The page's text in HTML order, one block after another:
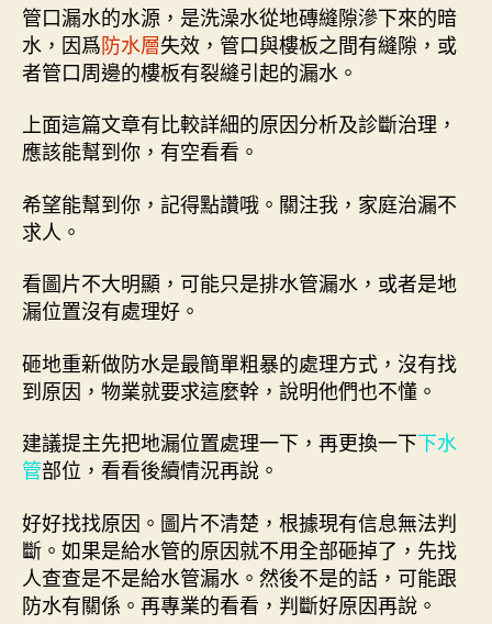
管口漏水的水源，是洗澡水從地磚縫隙滲下來的暗
水，因爲防水層失效，管口與樓板之間有縫隙，或
者管口周邊的樓板有裂縫引起的漏水。
上面這篇文章有比較詳細的原因分析及診斷治理，
應該能幫到你，有空看看。
希望能幫到你，記得點讚哦。關注我，家庭治漏不
求人。
看圖片不大明顯，可能只是排水管漏水，或者是地
漏位置沒有處理好。
砸地重新做防水是最簡單粗暴的處理方式，沒有找
到原因，物業就要求這麼幹，說明他們也不懂。
建議提主先把地漏位置處理一下，再更換一下下水
管部位，看看後續情況再說。
好好找找原因。圖片不清楚，根據現有信息無法判
斷。如果是給水管的原因就不用全部砸掉了，先找
人查查是不是給水管漏水。然後不是的話，可能跟
防水有關係。再專業的看看，判斷好原因再說。